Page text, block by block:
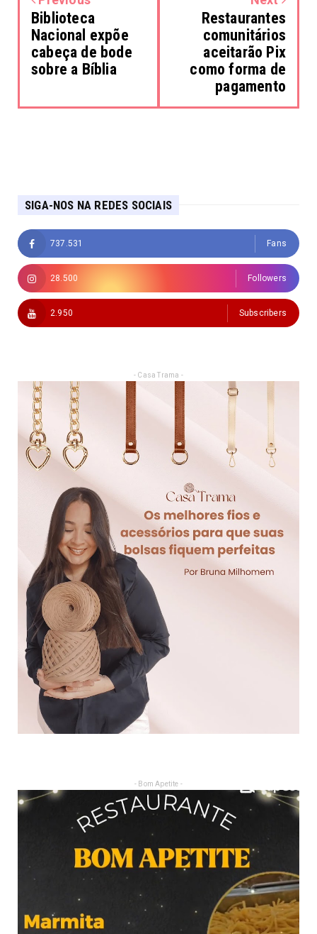
Biblioteca
Nacional expõe
cabeça de bode
sobre a Bíblia
Restaurantes
comunitários
aceitarão Pix
como forma de
pagamento
SIGA-NOS NA REDES SOCIAIS
737.531 Fans
28.500 Followers
2.950 Subscribers
- Casa Trama -
- Bom Apetite -